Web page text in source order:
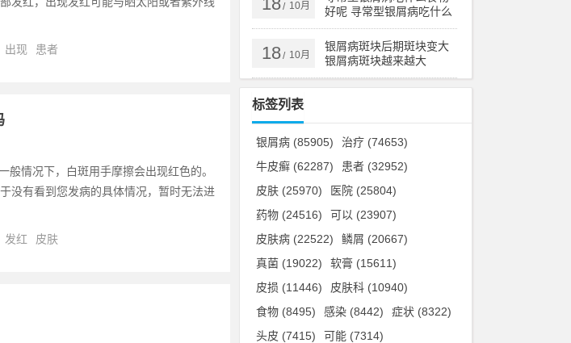
出现 患者
般情况下，白斑用手摩擦会出现红色的。
没有看到您发病的具体情况，暂时无法进
发红 皮肤
/ 10月
好呢 寻常型银屑病吃什么
药效果好
18/ 10月
银屑病斑块后期斑块变大
银屑病斑块越来越大
标签列表
银屑病 (85905) 治疗 (74653)
牛皮癣 (62287) 患者 (32952)
皮肤 (25970) 医院 (25804)
药物 (24516) 可以 (23907)
皮肤病 (22522) 鳞屑 (20667)
真菌 (19022) 软膏 (15611)
皮损 (11446) 皮肤科 (10940)
食物 (8495) 感染 (8442) 症状 (8322)
头皮 (7415) 可能 (7314)